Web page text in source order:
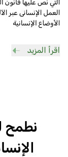
العمل الإنسانى عبر
الأوضاع الإنسانية
اقرأ المزيد
نطمح